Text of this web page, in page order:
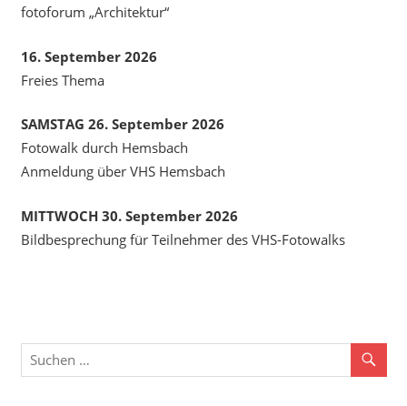
fotoforum „Architektur“
16. September 2026
Freies Thema
SAMSTAG 26. September 2026
Fotowalk durch Hemsbach
Anmeldung über VHS Hemsbach
MITTWOCH 30. September 2026
Bildbesprechung für Teilnehmer des VHS-Fotowalks